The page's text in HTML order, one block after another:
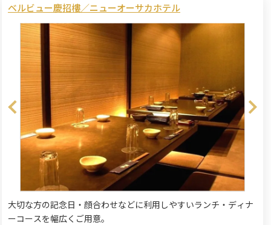
ベルビュー慶招樓／ニューオーサカホテル
大切な方の記念日・顔合わせなどに利用しやすいランチ・ディナ
ーコースを幅広くご用意。